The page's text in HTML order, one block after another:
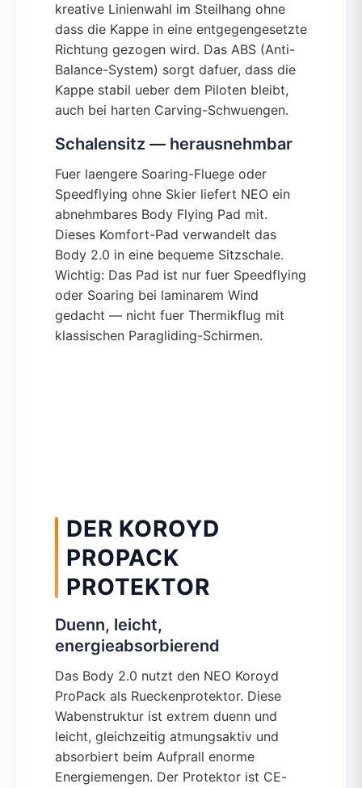
kreative Linienwahl im Steilhang ohne
dass die Kappe in eine entgegengesetzte
Richtung gezogen wird. Das ABS (Anti-
Balance-System) sorgt dafuer, dass die
Kappe stabil ueber dem Piloten bleibt,
auch bei harten Carving-Schwuengen.
Schalensitz — herausnehmbar
Fuer laengere Soaring-Fluege oder
Speedflying ohne Skier liefert NEO ein
abnehmbares Body Flying Pad mit.
Dieses Komfort-Pad verwandelt das
Body 2.0 in eine bequeme Sitzschale.
Wichtig: Das Pad ist nur fuer Speedflying
oder Soaring bei laminarem Wind
gedacht — nicht fuer Thermikflug mit
klassischen Paragliding-Schirmen.
DER KOROYD
PROPACK
PROTEKTOR
Duenn, leicht,
energieabsorbierend
Das Body 2.0 nutzt den NEO Koroyd
ProPack als Rueckenprotektor. Diese
Wabenstruktur ist extrem duenn und
leicht, gleichzeitig atmungsaktiv und
absorbiert beim Aufprall enorme
Energiemengen. Der Protektor ist CE-